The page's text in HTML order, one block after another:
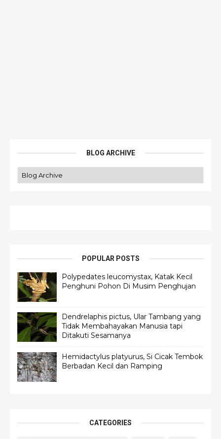
BLOG ARCHIVE
POPULAR POSTS
Polypedates leucomystax, Katak Kecil
Penghuni Pohon Di Musim Penghujan
Dendrelaphis pictus, Ular Tambang yang
Tidak Membahayakan Manusia tapi
Ditakuti Sesamanya
Hemidactylus platyurus, Si Cicak Tembok
Berbadan Kecil dan Ramping
CATEGORIES